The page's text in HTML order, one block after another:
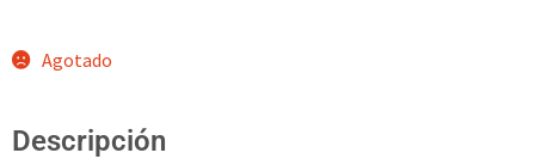
Agotado
Descripción